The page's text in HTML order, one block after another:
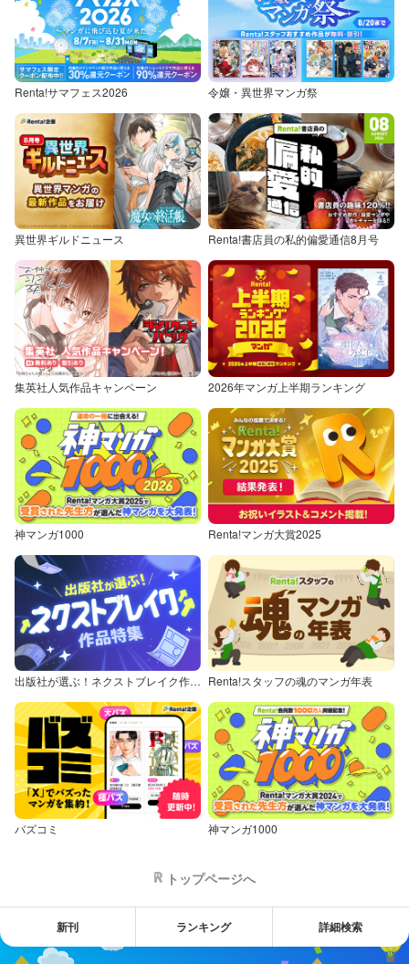
Renta!サマフェス2026 令嬢・異世界マンガ祭
異世界ギルドニュース Renta!書店員の私的偏愛通信8月号
集英社人気作品キャンペーン 2026年マンガ上半期ランキング
神マンガ1000 Renta!マンガ大賞2025
出版社が選ぶ！ネクストブレイク作品特集 Renta!スタッフの魂のマンガ年表
バズコミ 神マンガ1000
トップページへ
新刊 ランキング 詳細検索